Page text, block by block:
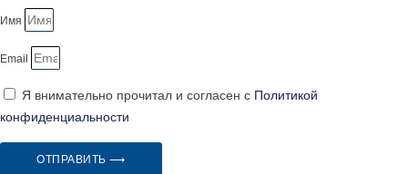
Имя
Email
Я внимательно прочитал и согласен с Политикой
конфиденциальности
ОТПРАВИТЬ ⟶